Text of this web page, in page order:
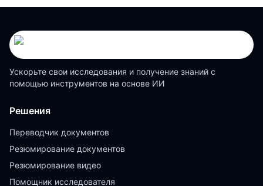
Ускорьте свои исследования и получение знаний с
помощью инструментов на основе ИИ
Решения
Переводчик документов
Резюмирование документов
Резюмирование видео
Помощник исследователя